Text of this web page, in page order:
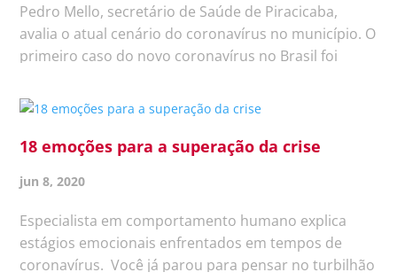
Pedro Mello, secretário de Saúde de Piracicaba,
avalia o atual cenário do coronavírus no município. O
primeiro caso do novo coronavírus no Brasil foi
criação de um comitê de crise em Piracicaba, em que
são definidos...
18 emoções para a superação da crise
jun 8, 2020
Especialista em comportamento humano explica
estágios emocionais enfrentados em tempos de
coronavírus. Você já parou para pensar no turbilhão